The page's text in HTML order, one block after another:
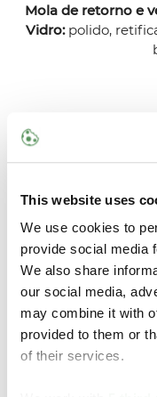
This website uses
We use cookies to
provide social media
We also share
our social media,
may combine it with
provided to them or
of their services.
Mola de retorno e
Vidro:polido,
Tipos de gás:
GLP
Tipo:NPT,
Faixa de
Tamanhos e
Séries disponíveis: